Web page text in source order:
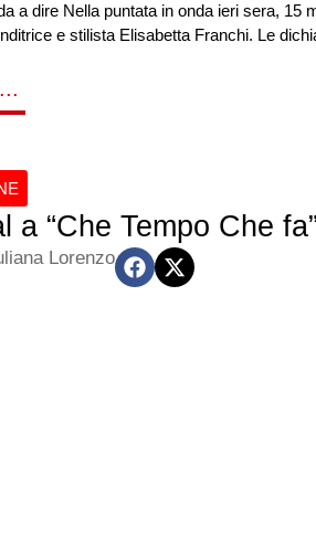
a dire Nella puntata in onda ieri sera, 15
e stilista Elisabetta Franchi. Le
a “Che Tempo Che
Lorenzo